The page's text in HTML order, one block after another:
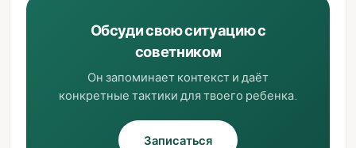
Обсуди свою ситуацию с
советником
Он запоминает контекст и даёт
конкретные тактики для твоего ребенка.
Записаться